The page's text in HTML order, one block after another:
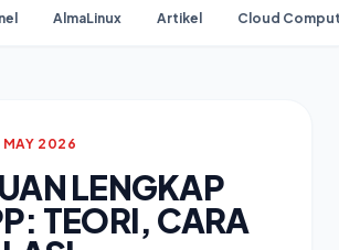
AlmaLinux Artikel Cloud
MAY 2026
LENGKAP
TEORI, CARA